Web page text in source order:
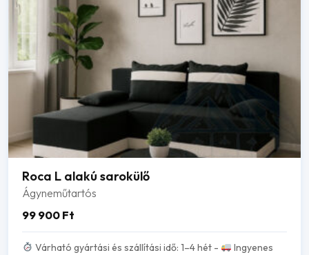
Roca L alakú sarokülő
Ágyneműtartós
99 900 Ft
Várható gyártási és szállítási idő: 1–4 hét -
Ingyenes